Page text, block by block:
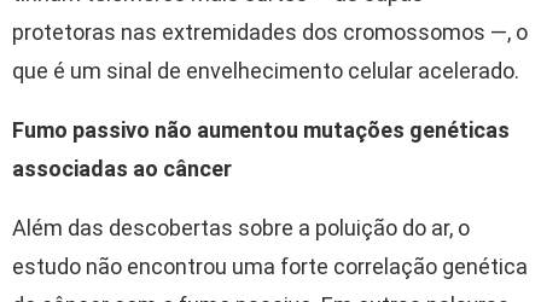
protetoras nas extremidades dos cromossomos —, o
que é um sinal de envelhecimento celular acelerado.
Fumo passivo não aumentou mutações genéticas
associadas ao câncer
Além das descobertas sobre a poluição do ar, o
estudo não encontrou uma forte correlação genética